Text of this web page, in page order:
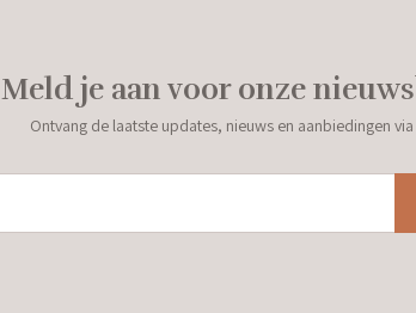
Meld je aan voor onze
Ontvang de laatste updates, nieuws en aanbiedingen